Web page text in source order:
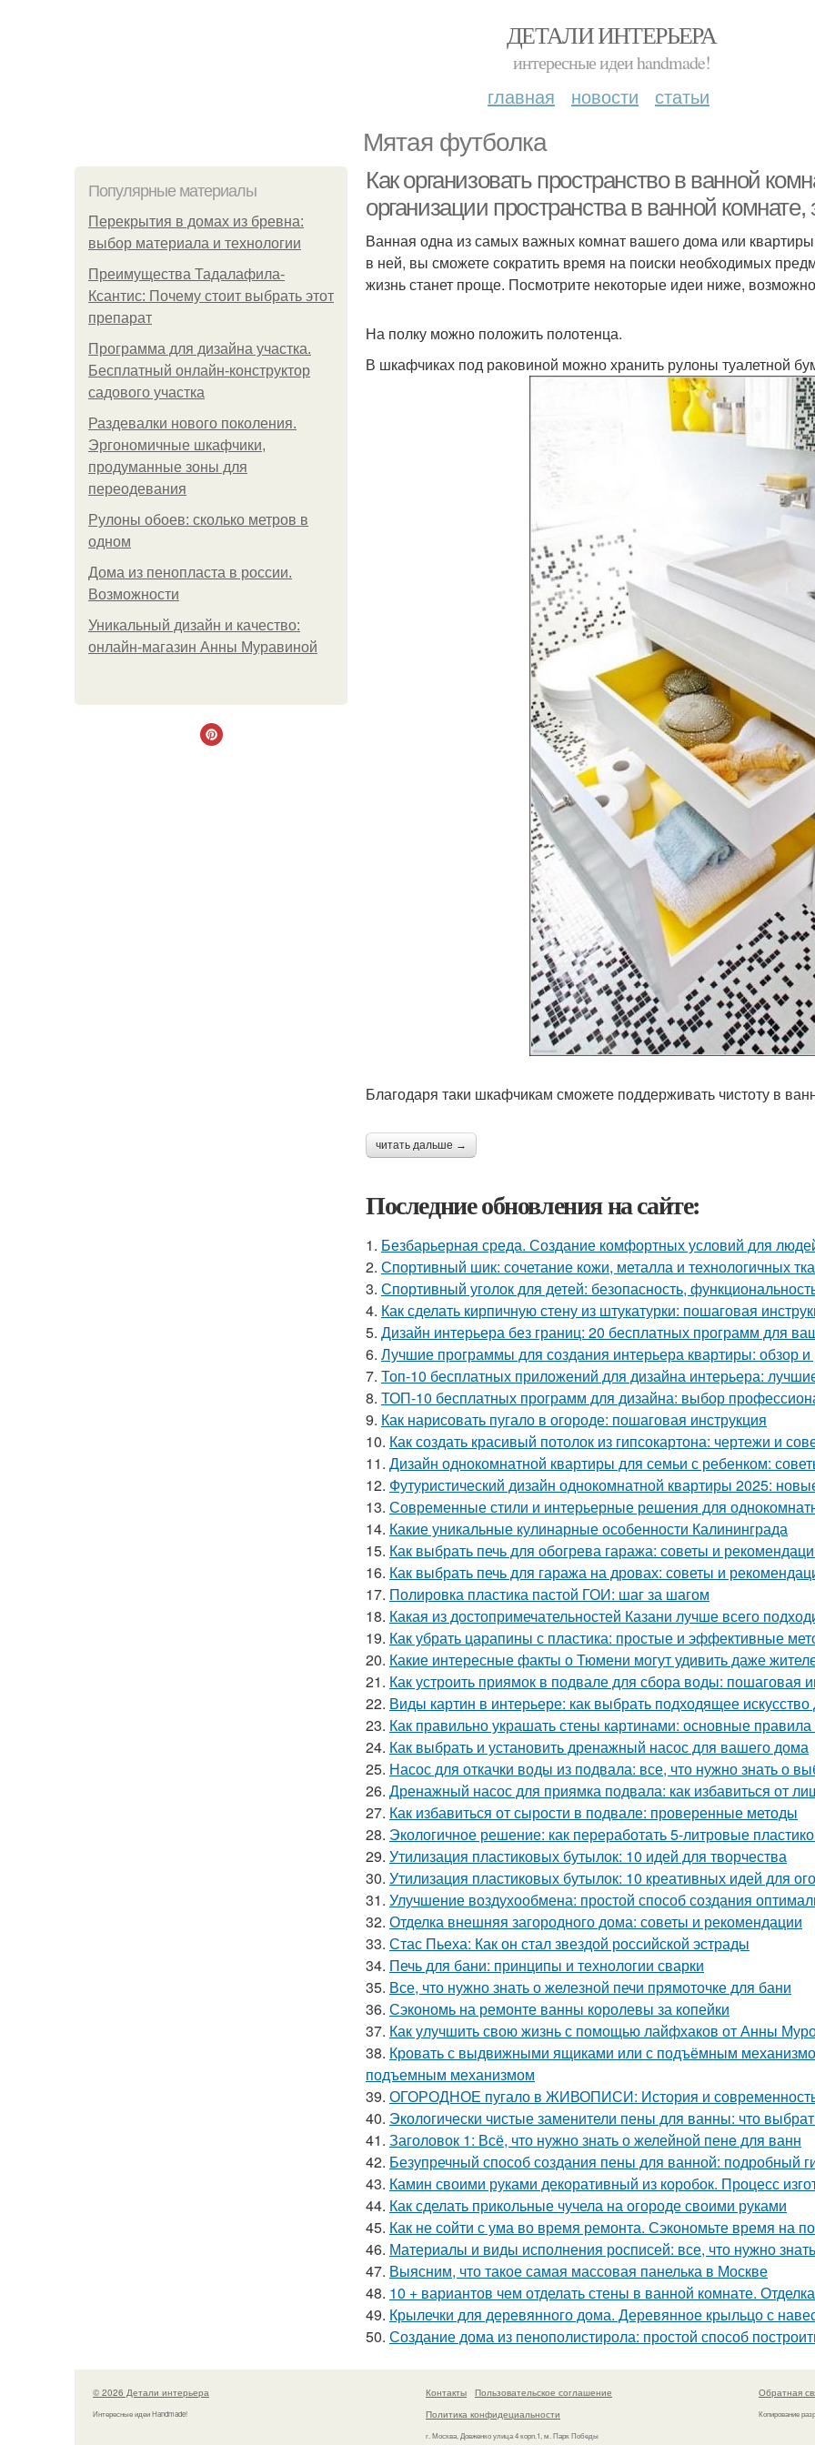
ДЕТАЛИ ИНТЕРЬЕРА
интересные идеи handmade!
главная новости статьи
Мятая футболка
Популярные материалы
Перекрытия в домах из бревна:
выбор материала и технологии
Преимущества Тадалафила-
Ксантис: Почему стоит выбрать этот
препарат
Программа для дизайна участка.
Бесплатный онлайн-конструктор
садового участка
Раздевалки нового поколения.
Эргономичные шкафчики,
продуманные зоны для
переодевания
Рулоны обоев: сколько метров в
одном
Дома из пенопласта в россии.
Возможности
Уникальный дизайн и качество:
онлайн-магазин Анны Муравиной
Как организовать пространство в ванной
организации пространства в ванной
Ванная одна из самых важных комнат вашего дома или
в ней, вы сможете сократить время на поиски необходимых
жизнь станет проще. Посмотрите некоторые идеи ниже,
На полку можно положить полотенца.
В шкафчиках под раковиной можно хранить рулоны туалетной
Благодаря таки шкафчикам сможете поддерживать чистоту в
читать дальше →
Последние обновления на сайте:
1. Безбарьерная среда. Создание комфортных условий для
2. Спортивный шик: сочетание кожи, металла и технологичных
3. Спортивный уголок для детей: безопасность,
4. Как сделать кирпичную стену из штукатурки: пошаговая
5. Дизайн интерьера без границ: 20 бесплатных программ для
6. Лучшие программы для создания интерьера квартиры: обзор и
7. Топ-10 бесплатных приложений для дизайна интерьера:
8. ТОП-10 бесплатных программ для дизайна: выбор
9. Как нарисовать пугало в огороде: пошаговая инструкция
10. Как создать красивый потолок из гипсокартона: чертежи и
11. Дизайн однокомнатной квартиры для семьи с ребенком:
12. Футуристический дизайн однокомнатной квартиры 2025:
13. Современные стили и интерьерные решения для
14. Какие уникальные кулинарные особенности Калининграда
15. Как выбрать печь для обогрева гаража: советы и
16. Как выбрать печь для гаража на дровах: советы и
17. Полировка пластика пастой ГОИ: шаг за шагом
18. Какая из достопримечательностей Казани лучше всего
19. Как убрать царапины с пластика: простые и эффективные
20. Какие интересные факты о Тюмени могут удивить даже
21. Как устроить приямок в подвале для сбора воды: пошаговая
22. Виды картин в интерьере: как выбрать подходящее
23. Как правильно украшать стены картинами: основные
24. Как выбрать и установить дренажный насос для вашего дома
25. Насос для откачки воды из подвала: все, что нужно знать о
26. Дренажный насос для приямка подвала: как избавиться от
27. Как избавиться от сырости в подвале: проверенные методы
28. Экологичное решение: как переработать 5-литровые
29. Утилизация пластиковых бутылок: 10 идей для творчества
30. Утилизация пластиковых бутылок: 10 креативных идей для
31. Улучшение воздухообмена: простой способ создания
32. Отделка внешняя загородного дома: советы и рекомендации
33. Стас Пьеха: Как он стал звездой российской эстрады
34. Печь для бани: принципы и технологии сварки
35. Все, что нужно знать о железной печи прямоточке для бани
36. Сэкономь на ремонте ванны королевы за копейки
37. Как улучшить свою жизнь с помощью лайфхаков от Анны
38. Кровать с выдвижными ящиками или с подъёмным
подъемным механизмом
39. ОГОРОДНОЕ пугало в ЖИВОПИСИ: История и
40. Экологически чистые заменители пены для ванны: что
41. Заголовок 1: Всё, что нужно знать о желейной пенe для ванн
42. Безупречный способ создания пены для ванной: подробный
43. Камин своими руками декоративный из коробок. Процесс
44. Как сделать прикольные чучела на огороде своими руками
45. Как не сойти с ума во время ремонта. Сэкономьте время на
46. Материалы и виды исполнения росписей: все, что нужно
47. Выясним, что такое самая массовая панелька в Москве
48. 10 + вариантов чем отделать стены в ванной комнате.
49. Крылечки для деревянного дома. Деревянное крыльцо с
50. Создание дома из пенополистирола: простой способ
© 2026 Детали интерьера
Интересные идеи Handmade!
Контакты
Пользовательское соглашение
Политика конфидециальности
г. Москва, Довженко улица 4 корп.1, м. Парк Победы
Обратная
Копирование